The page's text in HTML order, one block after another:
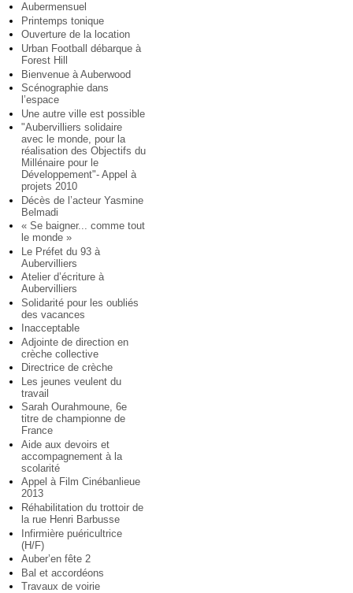
Aubermensuel
Printemps tonique
Ouverture de la location
Urban Football débarque à
Forest Hill
Bienvenue à Auberwood
Scénographie dans
l’espace
Une autre ville est possible
"Aubervilliers solidaire
avec le monde, pour la
réalisation des Objectifs du
Millénaire pour le
Développement"- Appel à
projets 2010
Décès de l’acteur Yasmine
Belmadi
« Se baigner... comme tout
le monde »
Le Préfet du 93 à
Aubervilliers
Atelier d’écriture à
Aubervilliers
Solidarité pour les oubliés
des vacances
Inacceptable
Adjointe de direction en
crèche collective
Directrice de crèche
Les jeunes veulent du
travail
Sarah Ourahmoune, 6e
titre de championne de
France
Aide aux devoirs et
accompagnement à la
scolarité
Appel à Film Cinébanlieue
2013
Réhabilitation du trottoir de
la rue Henri Barbusse
Infirmière puéricultrice
(H/F)
Auber’en fête 2
Bal et accordéons
Travaux de voirie